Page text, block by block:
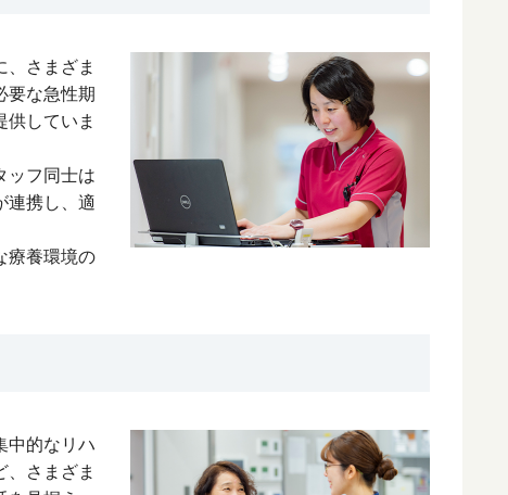
さまざま
要な急性期
していま
ッフ同士は
連携し、適
療養環境の
中的なリハ
さまざま